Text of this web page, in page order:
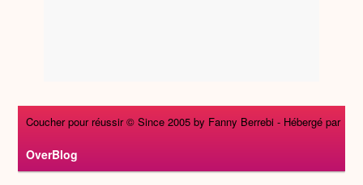
Coucher pour réussir © Since 2005 by Fanny Berrebi - Hébergé par
OverBlog